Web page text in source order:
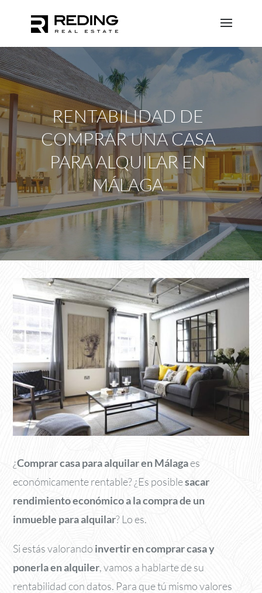
RENTABILIDAD DE
COMPRAR UNA CASA
PARA ALQUILAR EN
MÁLAGA
¿Comprar casa para alquilar en Málagaes
económicamente rentable? ¿Es posiblesacar
rendimiento económico a la compra de un
inmueble para alquilar? Lo es.
Si estás valorando invertir en comprar casa y
ponerla en alquiler, vamos a hablarte de su
rentabilidad con datos. Para que tú mismo valores